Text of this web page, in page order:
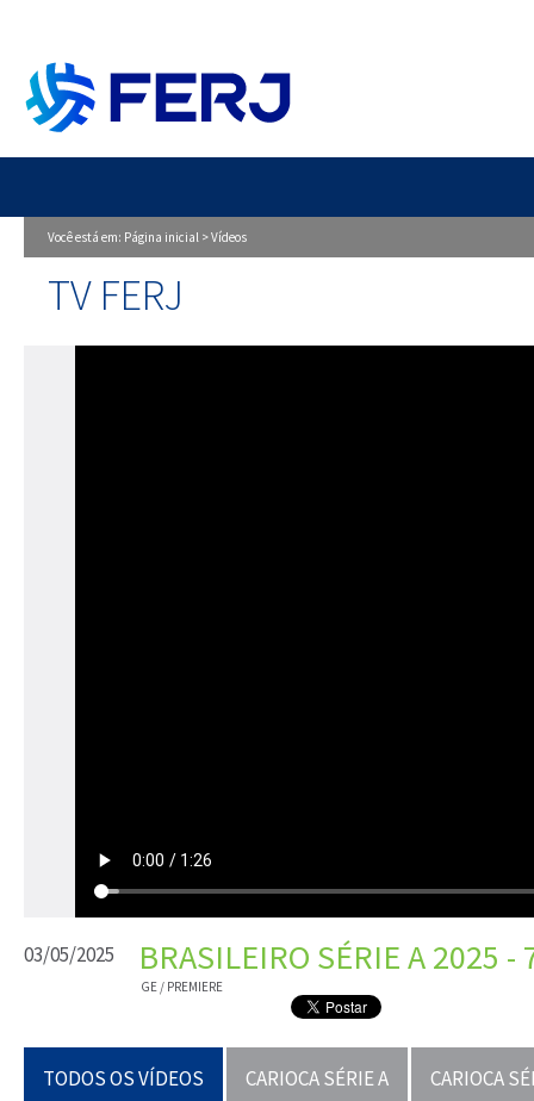
Você está em: Página inicial >Vídeos
TV FERJ
03/05/2025 BRASILEIRO SÉRIE A 2025 -
GE / PREMIERE
TODOS OS VÍDEOS CARIOCA SÉRIE A CARIOCA